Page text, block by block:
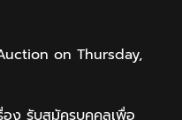
on Thursday,
อง รับสมัครบุคคลเพื่อ